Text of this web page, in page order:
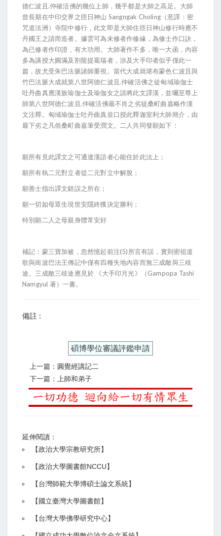
德仁波且.仲確活佛的幾位上師，幾乎都是大師之高足。大師
曾長期在中印交界之匝日神山 Sangngak Choling（意譯：密
咒道法洲）寺院中修行，此文即是大師住匝日神山修行時應不
丹國王之請而造者。據雲可為未修者作修緣，為修士作口訣，
為已修者作印證，有大功用。大師著作不多，唯一大函，內容
多為講授大圓滿及劄龍提葛瑞者，涉及大手印者似乎僅此一
篇，故尤受朱巴法脈諸師重視。當代大成就堪布蒙色仁波且與
竹巴法脈大成就第八世阿德仁波且.仲確活佛之徒匈域瑜伽士
吐丹曲真應漢族瑜伽士及瑜伽女之請將此文譯漢，並囑至尊上
師第八世阿德仁波且.仲確活佛最不肖之劣徒桑町曲嘉略作漢
文注釋。匈域瑜伽士吐丹曲真並口授此釋迦室利大師簡介，由
最下劣之凡俗桑町曲嘉筆受潤文。二人共同發願如下：
願所有見此譯文之可通達漢語者心能住於此法上；
願所有執二元對立者從二元對立中解脫；
願善士指出譯文錯誤之所在；
願一切如母眾生現世安隱終獲決定勝利；
特別願二人之母親身體常安好
補記：蒙三寶加被，忽然憶起前注(5)所言有誤，實則密祖道
歌與崗波巴法王傳記中僅有四種失地內容而無三成敵與三歧
途。三成敵三歧途應見於 《大手印月光》（Gampopa Tashi
Namgyul 著）一書。
備註 :
碩博學位審議評鑑申請
上一篇：圓覺經講記二
下一篇：上師和弟子
延伸閱讀：
【政治大學宗教研究所】
【政治大學圖書館NCCU】
【台灣師範大學博碩士論文系統】
【 國立臺灣大學圖書館】
【台灣大學佛學研究中心】